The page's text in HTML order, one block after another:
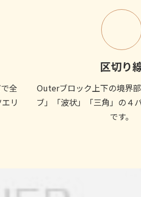
全
リ
区切り
Outerブロック上下の境界
ブ」「波状」「三角」の４
です。